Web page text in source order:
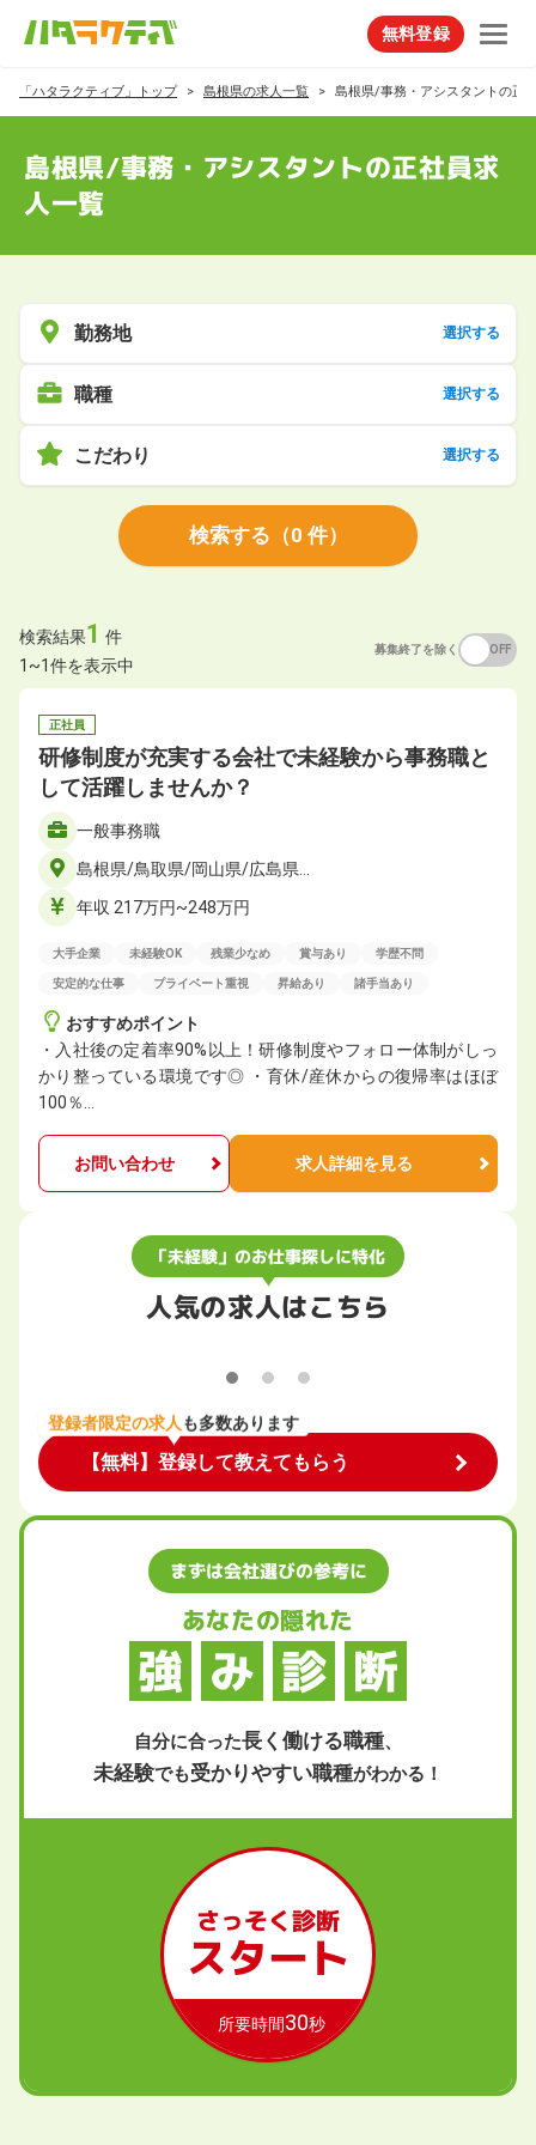
無料登録
「ハタラクティブ」トップ 島根県の求人一覧 島根県/事務・アシスタントの正
島根県/事務・アシスタントの正社員求
人一覧
勤務地 選択する
職種 選択する
こだわり 選択する
検索する （0 件）
検索結果1 件
1~1件を表示中
募集終了を除く OFF
正社員
研修制度が充実する会社で未経験から事務職と
して活躍しませんか？
一般事務職
島根県/鳥取県/岡山県/広島県…
年収 217万円~248万円
大手企業 未経験OK 残業少なめ 賞与あり 学歴不問
安定的な仕事 プライベート重視 昇給あり 諸手当あり
おすすめポイント
・入社後の定着率90%以上！研修制度やフォロー体制がしっ
かり整っている環境です◎ ・育休/産休からの復帰率はほぼ
100％…
お問い合わせ 求人詳細を見る
「未経験」のお仕事探しに特化
人気の求人はこちら
登録者限定の求人 も多数あります
【無料】登録して教えてもらう
まずは会社選びの参考に
あなたの隠れた
強 み 診 断
自分に合った長く働ける職種、
未経験でも受かりやすい職種がわかる！
さっそく診断
スタート
所要時間30秒